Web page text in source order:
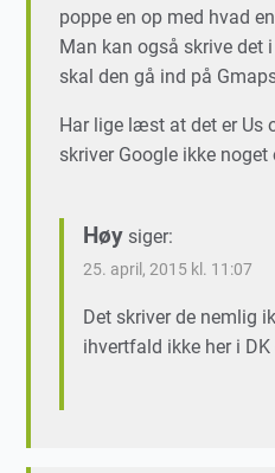
poppe en op med hvad
Man kan også skrive det
skal den gå ind på
Har lige læst at det er Us
skriver Google ikke noget
Høy siger:
25. april, 2015 kl. 11:07
Det skriver de nemlig
ihvertfald ikke her i DK